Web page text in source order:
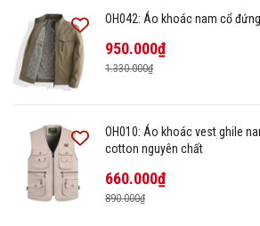
OH042: Áo khoác nam cổ
950.000₫
1.330.000₫
OH010: Áo khoác vest ghile
cotton nguyên chất
660.000₫
890.000₫